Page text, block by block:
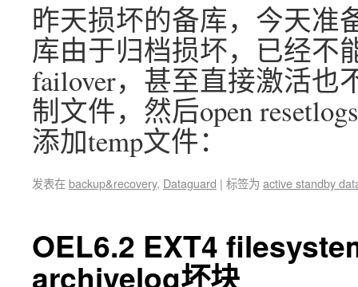
昨天损坏的备库，今天准
库由于归档损坏，已经不
failover，甚至直接激活也
制文件，然后open
添加temp文件：
发表在backup&recovery, Dataguard | 标签为 active standby
OEL6.2 EXT4
archivelog坏块